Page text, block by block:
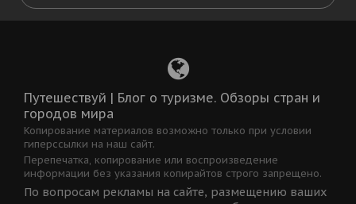
Путешествуй | Блог о туризме. Обзоры стран и
городов мира
Копирование материалов возможно только при условии
гиперссылки на наш сайт.
Перепечатка, копирование или воспроизведение
информации без указания копирайтов строго запрещено.
По вопросам рекламы на сайте, размещению ваших